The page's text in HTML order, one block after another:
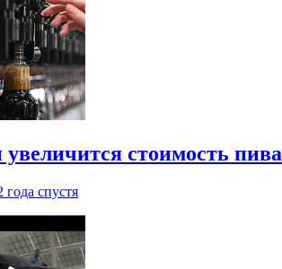
увеличится стоимость пива
года спустя